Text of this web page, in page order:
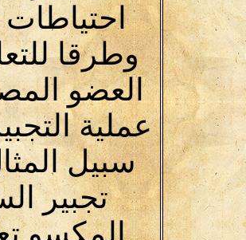
وطرقا
العضو
عملية
سبيل
تجبير